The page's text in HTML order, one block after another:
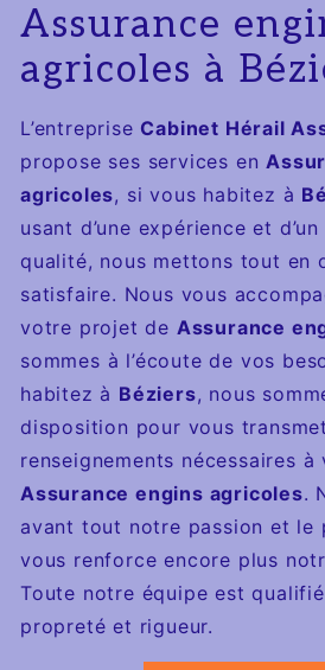
Assurance
agricoles à
L’entreprise Cabinet Hérail
propose ses services en
agricoles, si vous habitez à
usant d’une expérience et
qualité, nous mettons tout en
satisfaire. Nous vous
votre projet de Assurance
sommes à l’écoute de vos
habitez à Béziers, nous
disposition pour vous
renseignements nécessaires
Assurance engins agricoles.
avant tout notre passion et le
vous renforce encore plus
Toute notre équipe est
propreté et rigueur.